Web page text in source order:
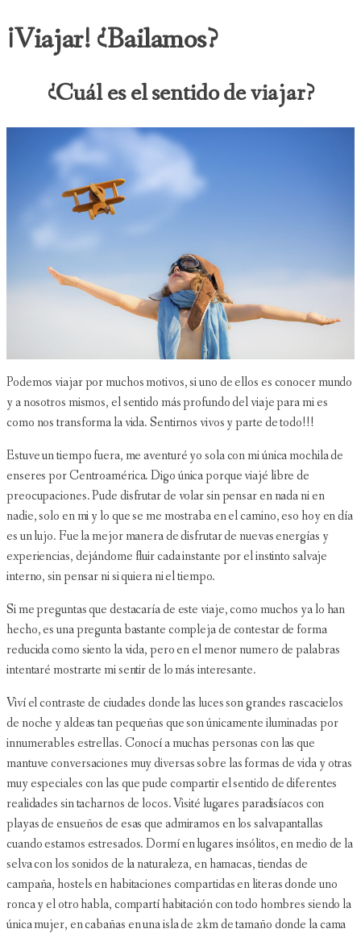
¡Viajar! ¿Bailamos?
¿Cuál es el sentido de viajar?
Podemos viajar por muchos motivos, si uno de ellos es conocer mundo
y a nosotros mismos, el sentido más profundo del viaje para mi es
como nos transforma la vida. Sentirnos vivos y parte de todo!!!
Estuve un tiempo fuera, me aventuré yo sola con mi única mochila de
enseres por Centroamérica. Digo única porque viajé libre de
preocupaciones. Pude disfrutar de volar sin pensar en nada ni en
nadie, solo en mi y lo que se me mostraba en el camino, eso hoy en día
es un lujo. Fue la mejor manera de disfrutar de nuevas energías y
experiencias, dejándome fluir cada instante por el instinto salvaje
interno, sin pensar ni si quiera ni el tiempo.
Si me preguntas que destacaría de este viaje, como muchos ya lo han
hecho, es una pregunta bastante compleja de contestar de forma
reducida como siento la vida, pero en el menor numero de palabras
intentaré mostrarte mi sentir de lo más interesante.
Viví el contraste de ciudades donde las luces son grandes rascacielos
de noche y aldeas tan pequeñas que son únicamente iluminadas por
innumerables estrellas. Conocí a muchas personas con las que
mantuve conversaciones muy diversas sobre las formas de vida y otras
muy especiales con las que pude compartir el sentido de diferentes
realidades sin tacharnos de locos. Visité lugares paradisíacos con
playas de ensueños de esas que admiramos en los salvapantallas
cuando estamos estresados. Dormí en lugares insólitos, en medio de la
selva con los sonidos de la naturaleza, en hamacas, tiendas de
campaña, hostels en habitaciones compartidas en literas donde uno
ronca y el otro habla, compartí habitación con todo hombres siendo la
única mujer, en cabañas en una isla de 2km de tamaño donde la cama